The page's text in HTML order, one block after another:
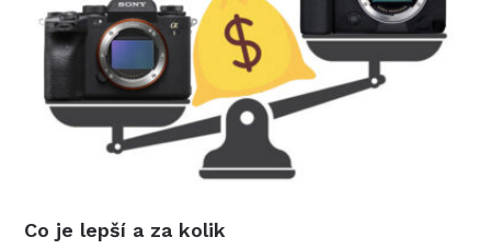
Co je lepší a za kolik